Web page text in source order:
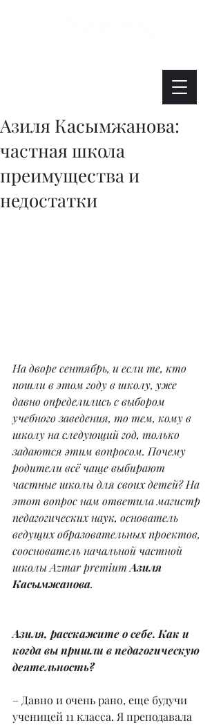
Азиля Касымжанова:
частная школа
преимущества и
недостатки
На дворе сентябрь, и если те, кто
пошли в этом году в школу, уже
давно определились с выбором
учебного заведения, то тем, кому в
школу на следующий год, только
задаются этим вопросом. Почему
родители всё чаще выбирают
частные школы для своих детей? На
этот вопрос нам ответила магистр
педагогических наук, основатель
ведущих образовательных проектов,
сооснователь начальной частной
школы Azmar premium Азиля
Касымжанова.
Азиля, расскажите о себе. Как и
когда вы пришли в педагогическую
деятельность?
– Давно и очень рано, еще будучи
ученицей 11 класса. Я преподавала